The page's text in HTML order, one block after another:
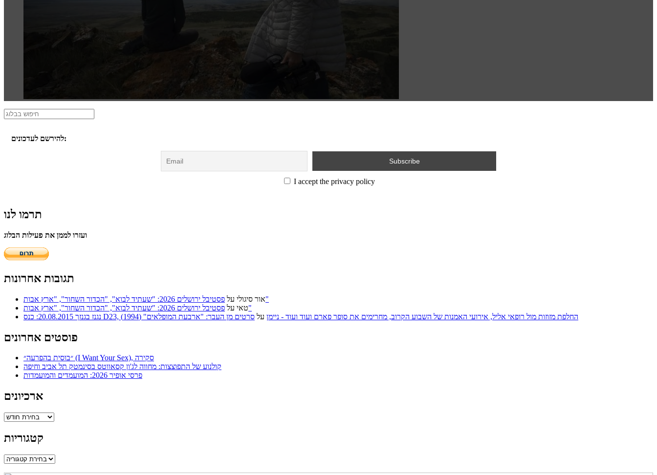
להירשם לעדכונים:
I accept the privacy policy
תרמו לנו
ועזרו לממן את פעילות הבלוג
תגובות אחרונות
אור סיגולי על
פסטיבל ירושלים 2026: "שעתיד לבוא", "הכדור השחור", "ארץ אבות"
טאי על
פסטיבל ירושלים 2026: "שעתיד לבוא", "הכדור השחור", "ארץ אבות"
נגנז בגנזך 20.08.2015: כנס D23, החלפת מזוזות מול רופאי אליל, אירועי האמנות של השבוע הקרוב, מחרימים את סופר פארם ועוד ועוד - ניימן על סרטים מן העבר: "ארבעת המופלאים" (1994)
פוסטים אחרונים
״בוסית בהפרעה״ (I Want Your Sex), סקירה
קולנוע של התפוצצות: מחווה לג'ון קסאווטס בסינמטק תל אביב וחיפה
פרסי אופיר 2026: המועמדים והמועמדות
ארכיונים
ארכיונים
קטגוריות
קטגוריות